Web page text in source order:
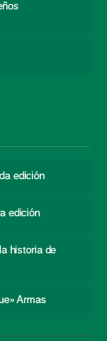
edición
edición
historia de
Armas